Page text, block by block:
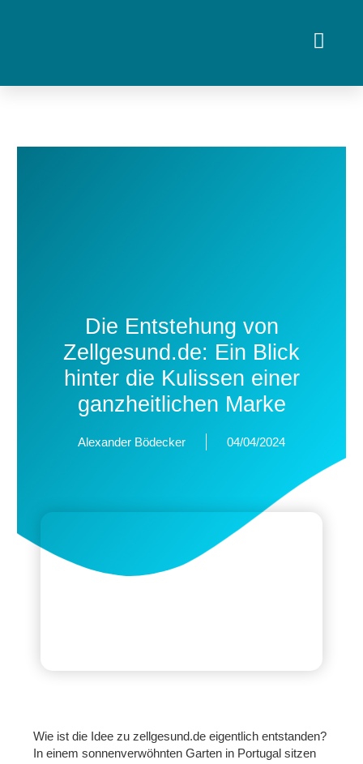
Die Entstehung von
Zellgesund.de: Ein Blick
hinter die Kulissen einer
ganzheitlichen Marke
Alexander Bödecker 04/04/2024
Wie ist die Idee zu zellgesund.de eigentlich entstanden?
In einem sonnenverwöhnten Garten in Portugal sitzen